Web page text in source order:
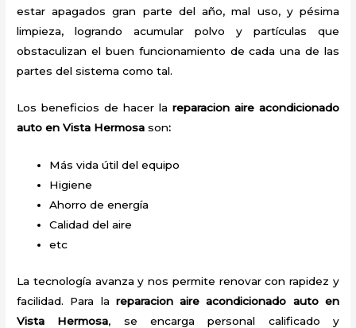
estar apagados gran parte del año, mal uso, y pésima
limpieza, logrando acumular polvo y partículas que
obstaculizan el buen funcionamiento de cada una de las
partes del sistema como tal.
Los beneficios de hacer la reparacion aire acondicionado
auto en Vista Hermosason:
Más vida útil del equipo
Higiene
Ahorro de energía
Calidad del aire
etc
La tecnología avanza y nos permite renovar con rapidez y
facilidad. Para la reparacion aire acondicionado auto en
Vista Hermosa, se encarga personal calificado y